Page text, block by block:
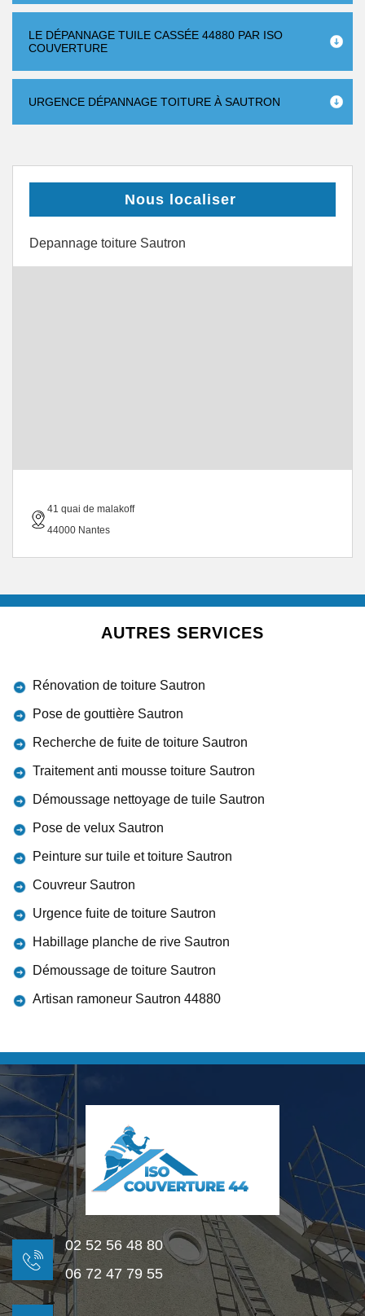
LE DÉPANNAGE TUILE CASSÉE 44880 PAR ISO
COUVERTURE
URGENCE DÉPANNAGE TOITURE À SAUTRON
Nous localiser
Depannage toiture Sautron
41 quai de malakoff
44000 Nantes
AUTRES SERVICES
Rénovation de toiture Sautron
Pose de gouttière Sautron
Recherche de fuite de toiture Sautron
Traitement anti mousse toiture Sautron
Démoussage nettoyage de tuile Sautron
Pose de velux Sautron
Peinture sur tuile et toiture Sautron
Couvreur Sautron
Urgence fuite de toiture Sautron
Habillage planche de rive Sautron
Démoussage de toiture Sautron
Artisan ramoneur Sautron 44880
02 52 56 48 80
06 72 47 79 55